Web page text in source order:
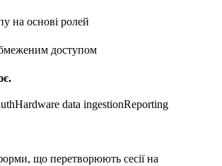
на основі ролей
доступом
Hardware data ingestionReporting
що перетворюють сесії на